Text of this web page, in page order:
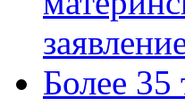
Более